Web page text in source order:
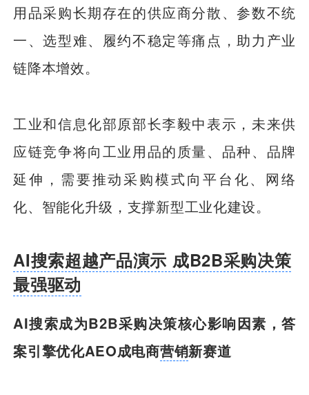
用品采购长期存在的供应商分散、参数不统
一、选型难、履约不稳定等痛点，助力产业
链降本增效。
工业和信息化部原部长李毅中表示，未来供
应链竞争将向工业用品的质量、品种、品牌
延伸，需要推动采购模式向平台化、网络
化、智能化升级，支撑新型工业化建设。
AI搜索超越产品演示 成B2B采购决策
最强驱动
AI搜索成为B2B采购决策核心影响因素，答
案引擎优化AEO成电商营销新赛道